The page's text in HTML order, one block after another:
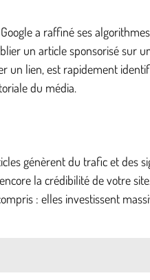
a raffiné ses
un article sponsorisé sur
un lien, est rapidement
du média.
génèrent du trafic et des
la crédibilité de votre
: elles investissent